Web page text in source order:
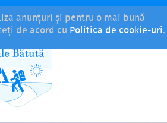
anunțuri și pentru o mai bună
de acord cu Politica de cookie-uri.